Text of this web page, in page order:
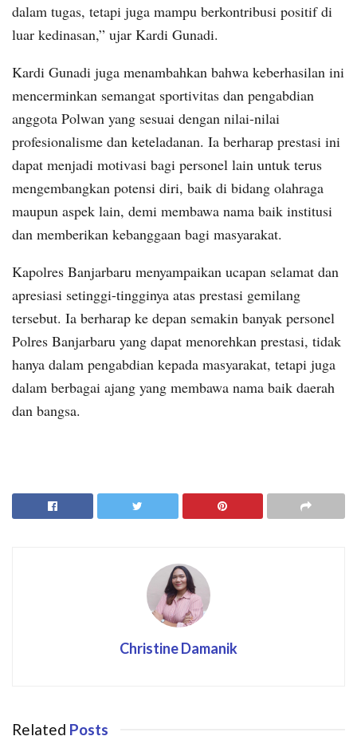
dalam tugas, tetapi juga mampu berkontribusi positif di
luar kedinasan,” ujar Kardi Gunadi.
Kardi Gunadi juga menambahkan bahwa keberhasilan ini
mencerminkan semangat sportivitas dan pengabdian
anggota Polwan yang sesuai dengan nilai-nilai
profesionalisme dan keteladanan. Ia berharap prestasi ini
dapat menjadi motivasi bagi personel lain untuk terus
mengembangkan potensi diri, baik di bidang olahraga
maupun aspek lain, demi membawa nama baik institusi
dan memberikan kebanggaan bagi masyarakat.
Kapolres Banjarbaru menyampaikan ucapan selamat dan
apresiasi setinggi-tingginya atas prestasi gemilang
tersebut. Ia berharap ke depan semakin banyak personel
Polres Banjarbaru yang dapat menorehkan prestasi, tidak
hanya dalam pengabdian kepada masyarakat, tetapi juga
dalam berbagai ajang yang membawa nama baik daerah
dan bangsa.
Christine Damanik
Related Posts